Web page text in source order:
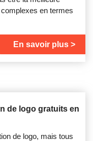
en termes
En savoir plus
de logo gratuits en
de logo, mais tous